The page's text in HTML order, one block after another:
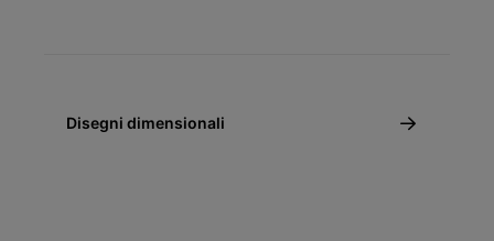
Disegni dimensionali